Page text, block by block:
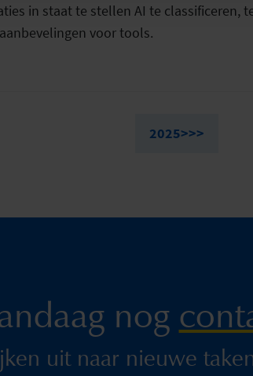
in staat te stellen AI te
voor tools.
2025>>>
nog
uit naar nieuwe